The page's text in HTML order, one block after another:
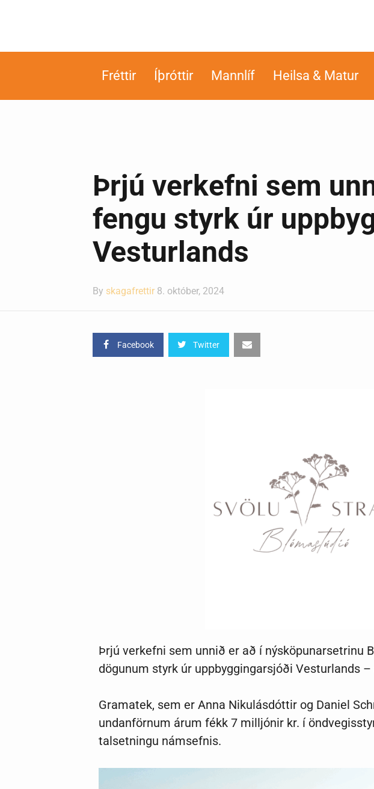
Fréttir Íþróttir Mannlíf Heilsa & Matur
Þrjú verkefni sem
fengu styrk úr
Vesturlands
By skagafrettir 8. október, 2024
Facebook Twitter
Þrjú verkefni sem unnið er að í nýsköpunarsetrinu
dögunum styrk úr uppbyggingarsjóði Vesturlands
Gramatek, sem er Anna Nikulásdóttir og Daniel
undanförnum árum fékk 7 milljónir kr. í
talsetningu námsefnis.